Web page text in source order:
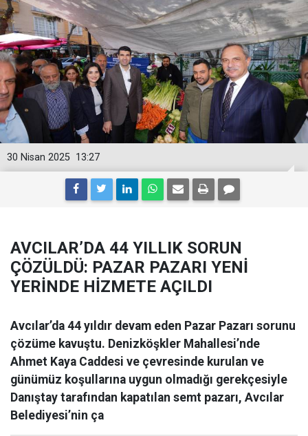
13:27
30 Nisan 2025
AVCILAR’DA 44 YILLIK SORUN
ÇÖZÜLDÜ: PAZAR PAZARI YENİ
YERİNDE HİZMETE AÇILDI
Avcılar’da 44 yıldır devam eden Pazar Pazarı sorunu
çözüme kavuştu. Denizköşkler Mahallesi’nde
Ahmet Kaya Caddesi ve çevresinde kurulan ve
günümüz koşullarına uygun olmadığı gerekçesiyle
Danıştay tarafından kapatılan semt pazarı, Avcılar
Belediyesi’nin ça